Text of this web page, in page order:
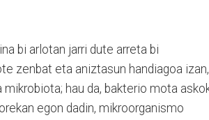
bi arlotan jarri dute arreta bi
zenbat eta aniztasun handiagoa izan,
hau da, bakterio mota
egon dadin, mikroorganismo